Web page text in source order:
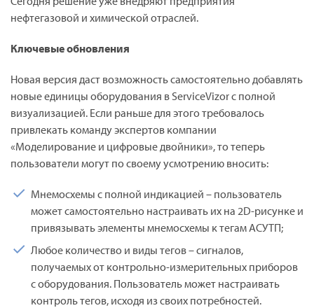
нефтегазовой и химической отраслей.
Ключевые обновления
Новая версия даст возможность самостоятельно добавлять
новые единицы оборудования в ServiceVizor с полной
визуализацией. Если раньше для этого требовалось
привлекать команду экспертов компании
«Моделирование и цифровые двойники», то теперь
пользователи могут по своему усмотрению вносить:
Мнемосхемы с полной индикацией – пользователь
может самостоятельно настраивать их на 2D-рисунке и
привязывать элементы мнемосхемы к тегам АСУТП;
Любое количество и виды тегов – сигналов,
получаемых от контрольно-измерительных приборов
с оборудования. Пользователь может настраивать
контроль тегов, исходя из своих потребностей.